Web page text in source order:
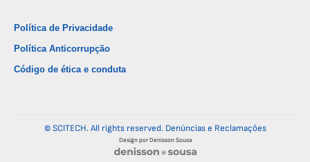
Política de Privacidade
Política Anticorrupção
Código de ética e conduta
© SCITECH. All rights reserved. Denúncias e Reclamações
Design por Denisson Sousa